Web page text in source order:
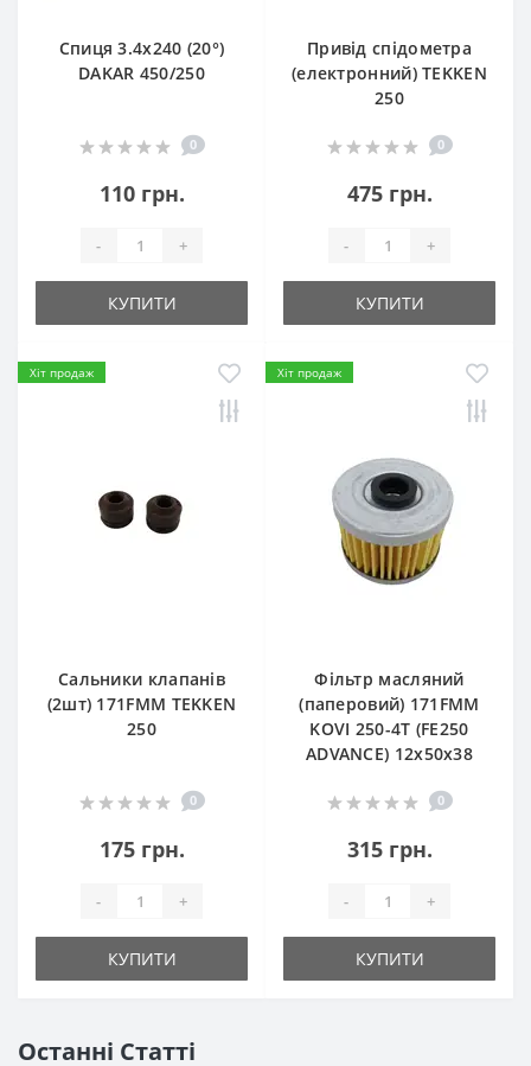
Спиця 3.4х240 (20°)
DAKAR 450/250
0
110 грн.
- +
КУПИТИ
Привід спідометра
(електронний) TEKKEN
250
0
475 грн.
- +
КУПИТИ
Хіт продаж
Сальники клапанів
(2шт) 171FMM TEKKEN
250
0
175 грн.
- +
КУПИТИ
Хіт продаж
Фільтр масляний
(паперовий) 171FMM
KOVI 250-4T (FE250
ADVANCE) 12х50х38
0
315 грн.
- +
КУПИТИ
Останні Статті